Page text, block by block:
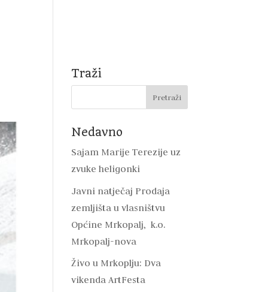
Traži
Nedavno
Sajam Marije Terezije uz
zvuke heligonki
Javni natječaj Prodaja
zemljišta u vlasništvu
Općine Mrkopalj, k.o.
Mrkopalj-nova
Živo u Mrkoplju: Dva
vikenda ArtFesta